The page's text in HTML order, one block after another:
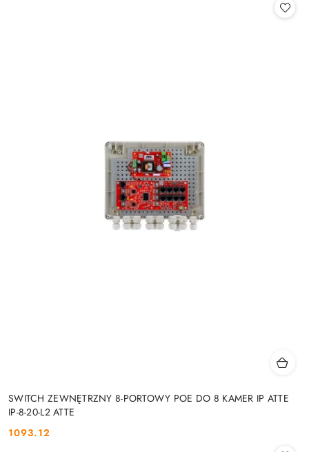
SWITCH ZEWNĘTRZNY 8-PORTOWY POE DO 8 KAMER IP ATTE
IP-8-20-L2 ATTE
Cena:
1093.12